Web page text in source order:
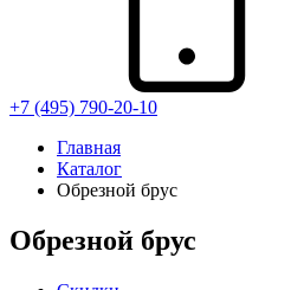
+7 (495) 790-20-10
Главная
Каталог
Обрезной брус
Обрезной брус